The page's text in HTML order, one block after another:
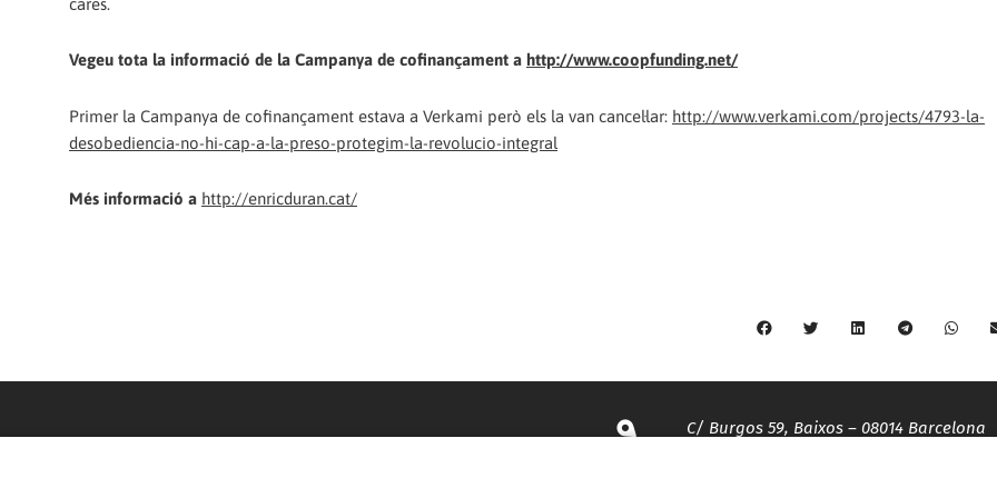
cares.
Vegeu tota la informació de la Campanya de cofinançament a http://www.coopfunding.net/
Primer la Campanya de cofinançament estava a Verkami però els la van cancel·lar: http://www.verkami.com/projects/4793-la-
desobediencia-no-hi-cap-a-la-preso-protegim-la-revolucio-integral
Més informació a http://enricduran.cat/
C/ Burgos 59, Baixos – 08014 Barcelona